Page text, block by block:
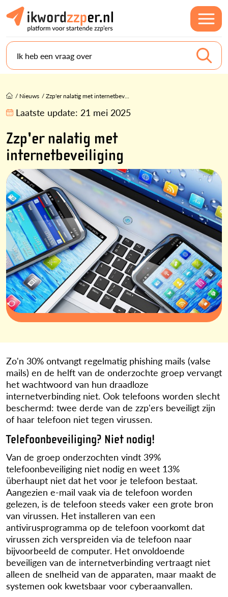
Ik heb een vraag over
/ Nieuws /Zzp'er nalatig met internetbev...
Laatste update: 21 mei 2025
Zzp'er nalatig met
internetbeveiliging
Zo'n 30% ontvangt regelmatig phishing mails (valse
mails) en de helft van de onderzochte groep vervangt
het wachtwoord van hun draadloze
internetverbinding niet. Ook telefoons worden slecht
beschermd: twee derde van de zzp'ers beveiligt zijn
of haar telefoon niet tegen virussen.
Telefoonbeveiliging? Niet nodig!
Van de groep onderzochten vindt 39%
telefoonbeveiliging niet nodig en weet 13%
überhaupt niet dat het voor je telefoon bestaat.
Aangezien e-mail vaak via de telefoon worden
gelezen, is de telefoon steeds vaker een grote bron
van virussen. Het installeren van een
antivirusprogramma op de telefoon voorkomt dat
virussen zich verspreiden via de telefoon naar
bijvoorbeeld de computer. Het onvoldoende
beveiligen van de internetverbinding vertraagt niet
alleen de snelheid van de apparaten, maar maakt de
systemen ook kwetsbaar voor cyberaanvallen.